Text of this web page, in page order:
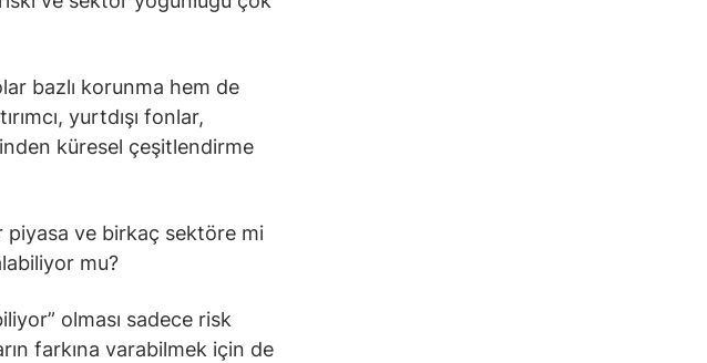
bazlı korunma hem de
yurtdışı fonlar,
küresel çeşitlendirme
piyasa ve birkaç sektöre mi
mu?
olması sadece risk
farkına varabilmek için de